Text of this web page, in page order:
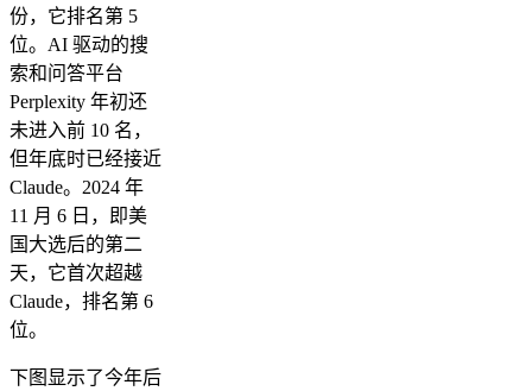
份，它排名第 5
位。AI 驱动的搜
索和问答平台
Perplexity 年初还
未进入前 10 名，
但年底时已经接近
Claude。2024 年
11 月 6 日，即美
国大选后的第二
天，它首次超越
Claude，排名第 6
位。
下图显示了今年后